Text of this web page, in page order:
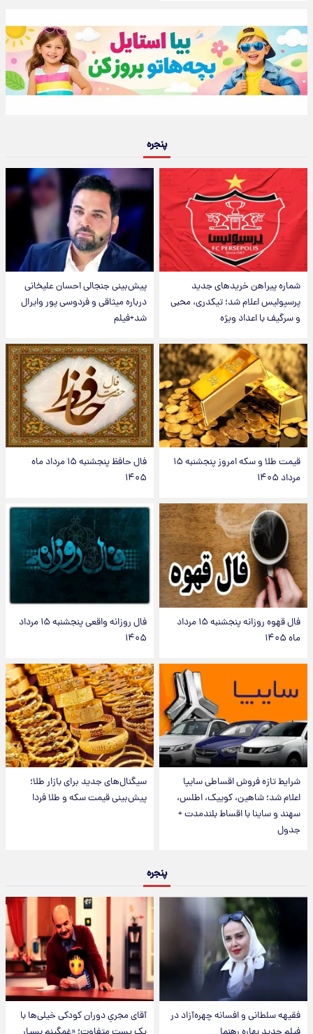
پنجره
شماره پیراهن خریدهای جدید
پرسپولیس اعلام شد؛ تیکدری، محبی
و سرگیف با اعداد ویژه
پیش‌بینی جنجالی احسان علیخانی
درباره میثاقی و فردوسی پور وایرال
شد+فیلم
قیمت طلا و سکه امروز پنجشنبه ۱۵
مرداد ۱۴۰۵
فال حافظ پنجشنبه ۱۵ مرداد ماه
۱۴۰۵
فال قهوه روزانه پنجشنبه ۱۵ مرداد
ماه ۱۴۰۵
فال روزانه واقعی پنجشنبه ۱۵ مرداد
۱۴۰۵
شرایط تازه فروش اقساطی سایپا
اعلام شد؛ شاهین، کوییک، اطلس،
سهند و ساینا با اقساط بلندمدت +
جدول
سیگنال‌های جدید برای بازار طلا؛
پیش‌بینی قیمت سکه و طلا فردا
پنجره
فقیهه سلطانی و افسانه چهره‌آزاد در
آقای مجریِ دوران کودکی خیلی‌ها با